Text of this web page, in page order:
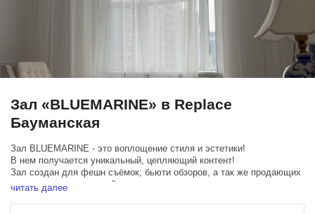
Зал «BLUEMARINE» в Replace
Бауманская
Зал BLUEMARINE - это воплощение стиля и эстетики!
В нем получается уникальный, цепляющий контент!
Зал создан для фешн съёмок, бьюти обзоров, а так же продающих
карточек на маркет плейс.
В зале представлены:
читать далее